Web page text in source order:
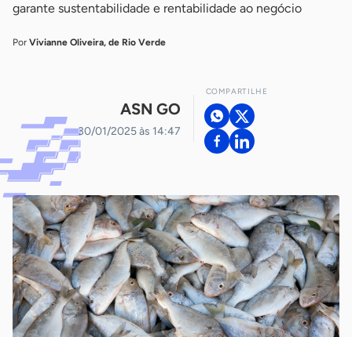
garante sustentabilidade e rentabilidade ao negócio
Por Vivianne Oliveira, de Rio Verde
ASN GO
30/01/2025 às 14:47
COMPARTILHE